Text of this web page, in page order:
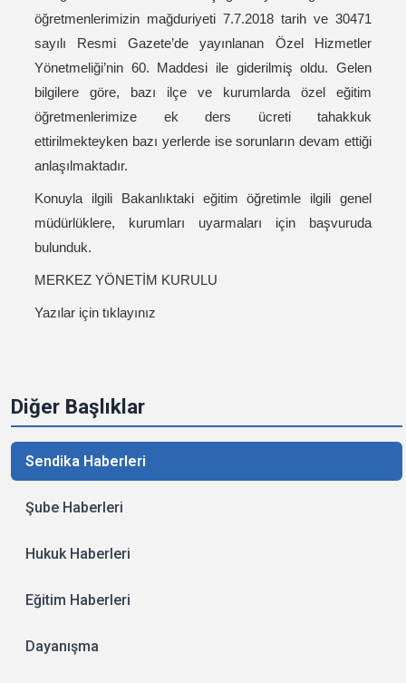
Diğer Başlıklar
Sendika Haberleri
Şube Haberleri
Hukuk Haberleri
Eğitim Haberleri
Dayanışma
öğretmenlerimizin mağduriyeti 7.7.2018 tarih ve 30471
sayılı Resmi Gazete’de yayınlanan Özel Hizmetler
Yönetmeliği’nin 60. Maddesi ile giderilmiş oldu. Gelen
bilgilere göre, bazı ilçe ve kurumlarda özel eğitim
öğretmenlerimize ek ders ücreti tahakkuk
ettirilmekteyken bazı yerlerde ise sorunların devam ettiği
anlaşılmaktadır.
Konuyla ilgili Bakanlıktaki eğitim öğretimle ilgili genel
müdürlüklere, kurumları uyarmaları için başvuruda
bulunduk.
MERKEZ YÖNETİM KURULU
Yazılar için tıklayınız